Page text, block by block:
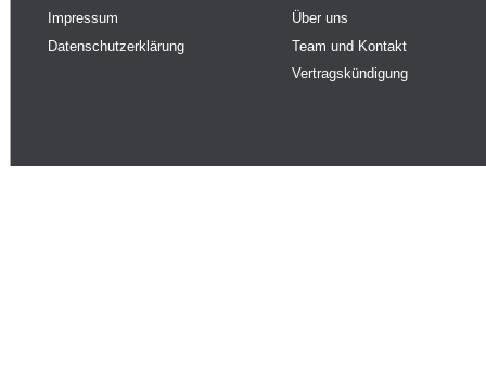
Impressum
Datenschutzerklärung
Über uns
Team und Kontakt
Vertragskündigung